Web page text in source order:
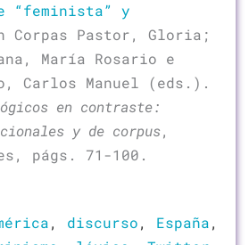
“feminista” y
Corpas Pastor, Gloria;
María Rosario e
Carlos Manuel (eds.).
en contraste:
y de corpus,
págs. 71-100.
, discurso, España,